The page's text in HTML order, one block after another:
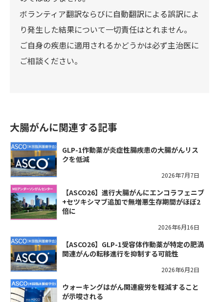
ボランティア翻訳ならびに自動翻訳による誤訳によ
り発生した結果について一切責任はとれません。
ご自身の疾患に適用されるかどうかは必ず主治医に
ご相談ください。
大腸がんに関連する記事
GLP-1作動薬が炎症性腸疾患の大腸がんリス
クを低減
2026年7月7日
【ASCO26】進行大腸がんにエンコラフェニブ
+セツキシマブ追加で無増悪生存期間がほぼ2
倍に
2026年6月16日
【ASCO26】GLP-1受容体作動薬が特定の肥満
関連がんの転移進行を抑制する可能性
2026年6月2日
ウォーキングはがん関連疲労を軽減すること
が示唆される